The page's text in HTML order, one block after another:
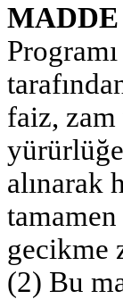
MADDE
faiz,
alınarak
gecikme
(2) Bu